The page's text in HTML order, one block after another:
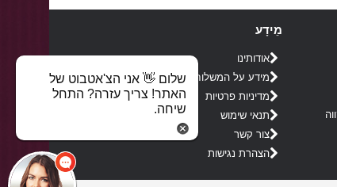
מֵידָע
אודותינו
מידע על המשלוח
מדיניות פרטיות
תנאי שימוש
צור קשר
הצהרת נגישות
שלום 👋 אני הצ'אטבוט של
האתר! צריך עזרה? התחל
שיחה.